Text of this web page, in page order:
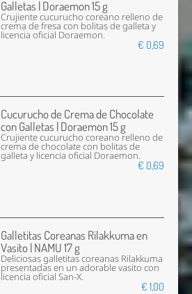
Galletas | Doraemon 15 g
Crujiente cucurucho coreano relleno de
crema de fresa con bolitas de galleta y
licencia oficial Doraemon.
€ 0,69
Cucurucho de Crema de Chocolate
con Galletas | Doraemon 15 g
Crujiente cucurucho coreano relleno de
crema de chocolate con bolitas de
galleta y licencia oficial Doraemon.
€ 0,69
Galletitas Coreanas Rilakkuma en
Vasito | NAMU 17 g
Deliciosas galletitas coreanas Rilakkuma
presentadas en un adorable vasito con
licencia oficial San-X.
€ 1,00